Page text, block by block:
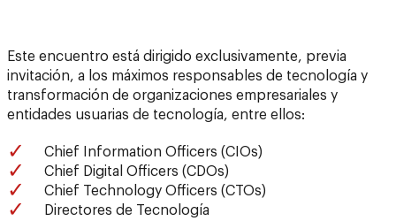
Este encuentro está dirigido exclusivamente, previa
invitación, a los máximos responsables de tecnología y
transformación de organizaciones empresariales y
entidades usuarias de tecnología, entre ellos:
Chief Information Officers (CIOs)
Chief Digital Officers (CDOs)
Chief Technology Officers (CTOs)
Directores de Tecnología